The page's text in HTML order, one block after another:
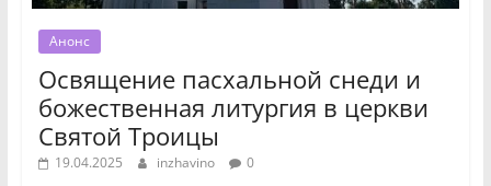
Анонс
Освящение пасхальной снеди и
божественная литургия в церкви
Святой Троицы
19.04.2025 inzhavino 0